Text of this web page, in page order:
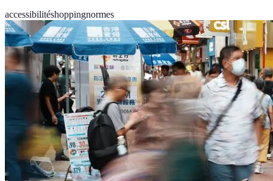
accessibilitéshoppingnormes